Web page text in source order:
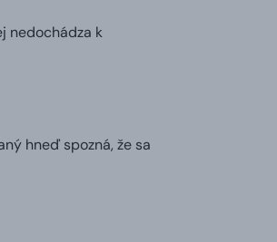
nedochádza k
hneď spozná, že sa